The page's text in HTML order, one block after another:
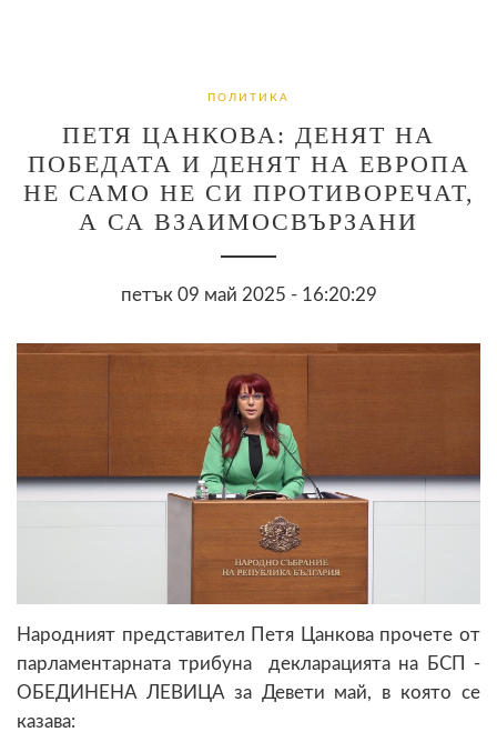
ПОЛИТИКА
ПЕТЯ ЦАНКОВА: ДЕНЯТ НА
ПОБЕДАТА И ДЕНЯТ НА ЕВРОПА
НЕ САМО НЕ СИ ПРОТИВОРЕЧАТ,
А СА ВЗАИМОСВЪРЗАНИ
петък 09 май 2025 - 16:20:29
Народният представител Петя Цанкова прочете от
парламентарната трибуна декларацията на БСП -
ОБЕДИНЕНА ЛЕВИЦА за Девети май, в която се
казава: